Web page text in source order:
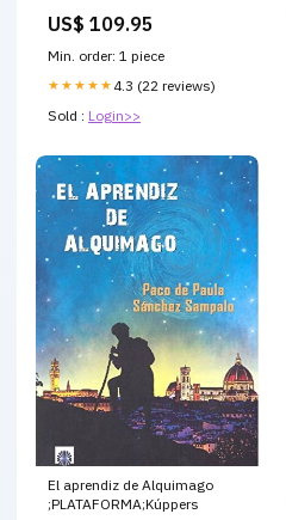
BL221772
US$ 109.95
Min. order: 1 piece
★★★★★ 4.3 (22 reviews)
Sold : Login>>
El aprendiz de Alquimago
;PLATAFORMA;Kúppers